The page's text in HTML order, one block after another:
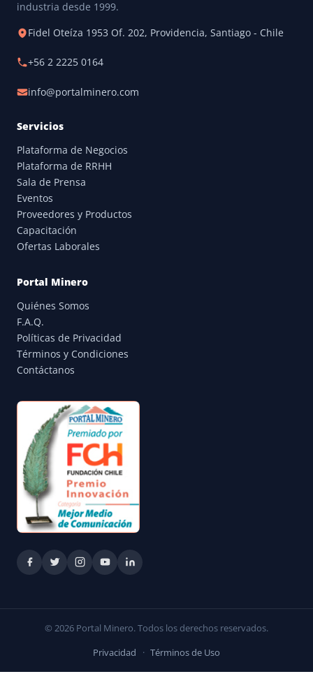
industria desde 1999.
Fidel Oteíza 1953 Of. 202, Providencia, Santiago - Chile
+56 2 2225 0164
info@portalminero.com
Servicios
Plataforma de Negocios
Plataforma de RRHH
Sala de Prensa
Eventos
Proveedores y Productos
Capacitación
Ofertas Laborales
Portal Minero
Quiénes Somos
F.A.Q.
Políticas de Privacidad
Términos y Condiciones
Contáctanos
© 2026 Portal Minero. Todos los derechos reservados.
Privacidad · Términos de Uso